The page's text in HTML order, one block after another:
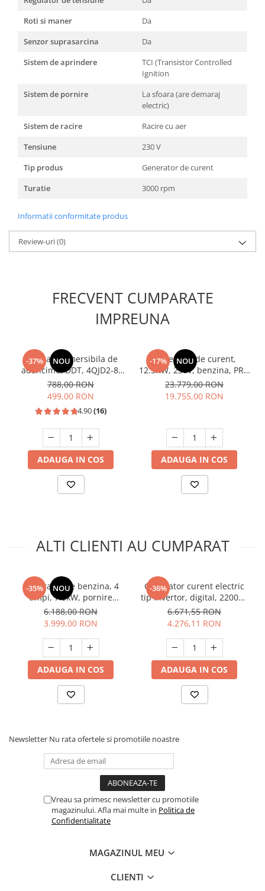
Roti si maner
Da
Senzor suprasarcina
Da
Sistem de aprindere
TCI (Transistor Controlled
Ignition
Sistem de pornire
La sfoara (are demaraj
electric)
Sistem de racire
Racire cu aer
Tensiune
230 V
Tip produs
Generator de curent
Turatie
3000 rpm
Informatii conformitate produs
Review-uri(0)
FRECVENT CUMPARATE
IMPREUNA
-37% NOU
Pompa submersibila de
adancime, DDT, 4QJD2-8,
1500 W, 8 turbine, Inox,
cablu 25m
788,00 RON
499,00 RON
4.90(16)
ADAUGA IN COS
-17% NOU
Generator de curent,
12.5KW, 230V, benzina, PRO
- KONNER & SOHNEN - KS-
15-1E-ATSR
23.779,00 RON
19.755,00 RON
ADAUGA IN COS
ALTI CLIENTI AU CUMPARAT
-35% NOU
Generator pe benzina, 4
timpi, 7.5kW, pornire
electrica, monofazat, 455
Cc, Raider RD-GG12
6.188,00 RON
3.999,00 RON
ADAUGA IN COS
-36%
Generator curent electric
tip invertor, digital, 2200W,
Tolsen 79987
6.671,55 RON
4.276,11 RON
ADAUGA IN COS
Newsletter Nu rata ofertele si promotiile noastre
Vreau sa primesc newsletter cu promotiile
magazinului. Afla mai multe in Politica de
Confidentialitate
MAGAZINUL MEU
CLIENTI